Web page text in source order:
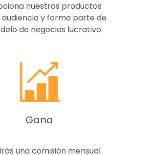
nuestros productos
y forma parte de
de negocios lucrativo.
Gana
una comisión mensual